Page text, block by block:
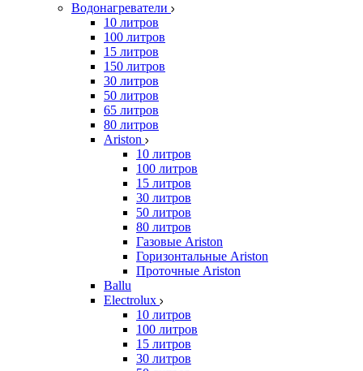
Водонагреватели
10 литров
100 литров
15 литров
150 литров
30 литров
50 литров
65 литров
80 литров
Ariston
10 литров
100 литров
15 литров
30 литров
50 литров
80 литров
Газовые Ariston
Горизонтальные Ariston
Проточные Ariston
Ballu
Electrolux
10 литров
100 литров
15 литров
30 литров